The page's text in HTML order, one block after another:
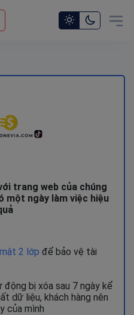
trang web của chúng
một ngày làm việc hiệu
2 lớp để bảo vệ tài
động bị xóa sau 7 ngày kể
dữ liệu, khách hàng nên
của mình